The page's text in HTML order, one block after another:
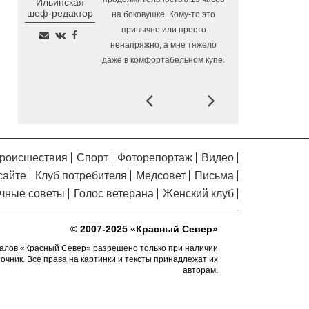
Алчевска в Вологодской области
6.08.2026 16:20
Сельские труженики
Тотемского округа получат жилье с
правом выкупа за один процент
Детская футбольная
Вологодчины ко Дню физкультурника
6.08.2026 14:31
Робот Макс на Госуслугах
поможет вологжанам оформить выплату
на первоклассника
6.08.2026 14:00
Вологодская область
подтвердила курс на полное обеспечение
лесовосстановления семенным
Prev
шеф-редактор
на боковушке. Кому-то это
привычно или просто
ненапряжно, а мне тяжело
даже в комфортабельном купе.
Спорт Фоторепортаж
Видео
Клуб потребителя Медсовет
Письма
советы
Голос ветерана Женский клуб
© 2007-2025 «Красный Север»
«Красный Север» разрешено только при наличии
Все права на картинки и тексты принадлежат их
авторам.